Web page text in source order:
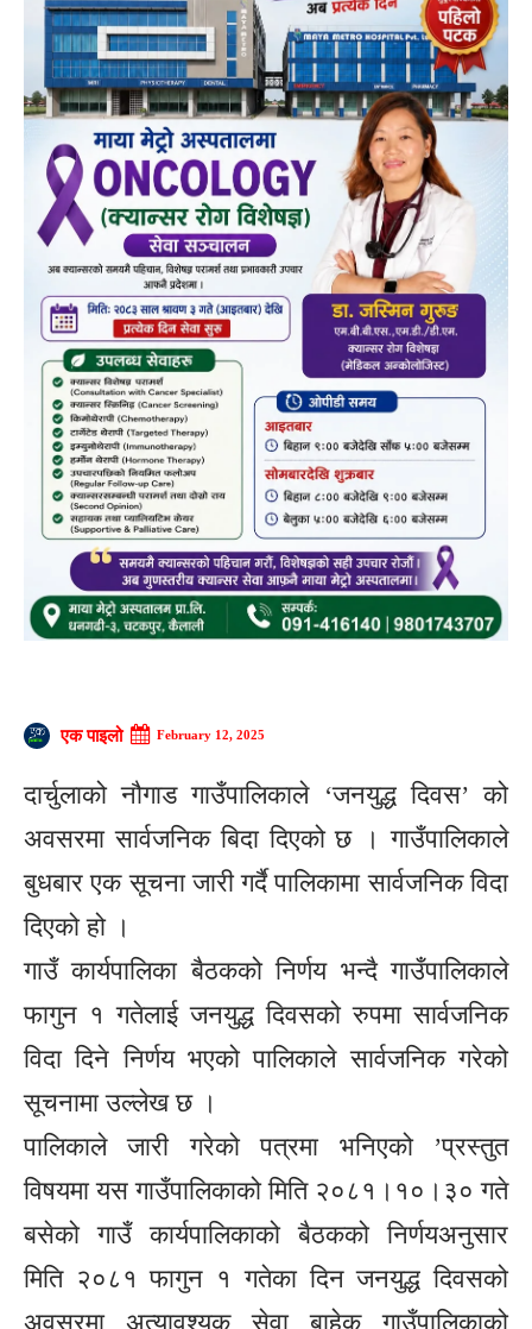
एक पाइलो February 12, 2025
दार्चुलाको नौगाड गाउँपालिकाले ‘जनयुद्ध दिवस’ को
अवसरमा सार्वजनिक बिदा दिएको छ । गाउँपालिकाले
बुधबार एक सूचना जारी गर्दै पालिकामा सार्वजनिक विदा
दिएको हो ।
गाउँ कार्यपालिका बैठकको निर्णय भन्दै गाउँपालिकाले
फागुन १ गतेलाई जनयुद्ध दिवसको रुपमा सार्वजनिक
विदा दिने निर्णय भएको पालिकाले सार्वजनिक गरेको
सूचनामा उल्लेख छ ।
पालिकाले जारी गरेको पत्रमा भनिएको ’प्रस्तुत
विषयमा यस गाउँपालिकाको मिति २०८१।१०।३० गते
बसेको गाउँ कार्यपालिकाको बैठकको निर्णयअनुसार
मिति २०८१ फागुन १ गतेका दिन जनयुद्ध दिवसको
अवसरमा अत्यावश्यक सेवा बाहेक गाउँपालिकाको